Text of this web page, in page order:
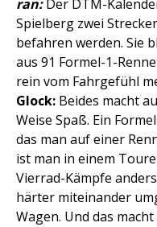
ran:Der DTM-
Spielberg zwei
befahren werden. Sie
aus 91 Formel-1-
rein vom Fahrgefühl
Glock: Beides macht
Weise Spaß. Ein
das man auf einer
ist man in einem
Vierrad-Kämpfe
härter miteinander
Wagen. Und das